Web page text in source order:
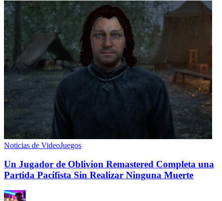
Noticias de VideoJuegos
Un Jugador de Oblivion Remastered Completa una
Partida Pacifista Sin Realizar Ninguna Muerte